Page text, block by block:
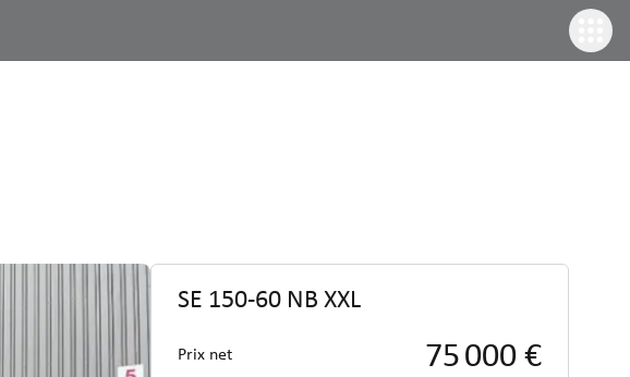
SE 150-60 NB XXL
Prix net 75 000 €